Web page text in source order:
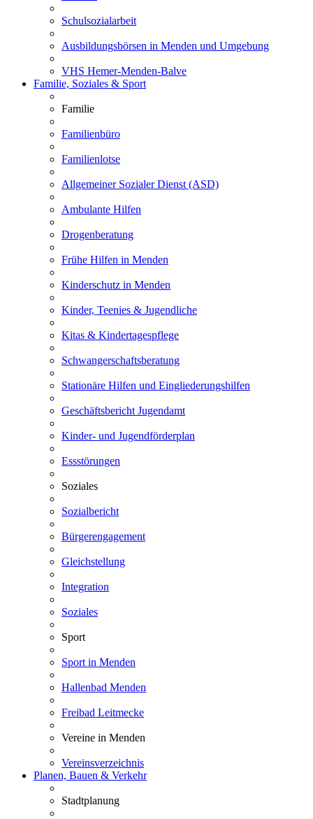
Schulsozialarbeit
Ausbildungsbörsen in Menden und Umgebung
VHS Hemer-Menden-Balve
Familie, Soziales & Sport
Familie
Familienbüro
Familienlotse
Allgemeiner Sozialer Dienst (ASD)
Ambulante Hilfen
Drogenberatung
Frühe Hilfen in Menden
Kinderschutz in Menden
Kinder, Teenies & Jugendliche
Kitas & Kindertagespflege
Schwangerschaftsberatung
Stationäre Hilfen und Eingliederungshilfen
Geschäftsbericht Jugendamt
Kinder- und Jugendförderplan
Essstörungen
Soziales
Sozialbericht
Bürgerengagement
Gleichstellung
Integration
Soziales
Sport
Sport in Menden
Hallenbad Menden
Freibad Leitmecke
Vereine in Menden
Vereinsverzeichnis
Planen, Bauen & Verkehr
Stadtplanung